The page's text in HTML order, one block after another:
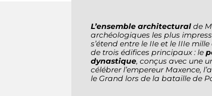
L’ensemble architectural de
archéologiques les plus
s’étend entre le IIe et le IIIe
de trois édifices principaux : le
dynastique, conçus avec une
célébrer l’empereur Maxence,
le Grand lors de la bataille de